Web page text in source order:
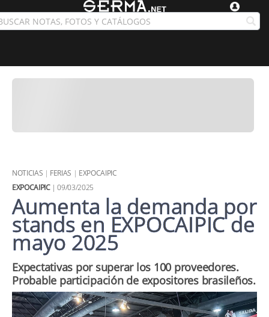
NOTICIAS | FERIAS | EXPOCAIPIC
EXPOCAIPIC| 09/03/2025
Aumenta la demanda por
stands en EXPOCAIPIC de
mayo 2025
Expectativas por superar los 100 proveedores.
Probable participación de expositores brasileños.